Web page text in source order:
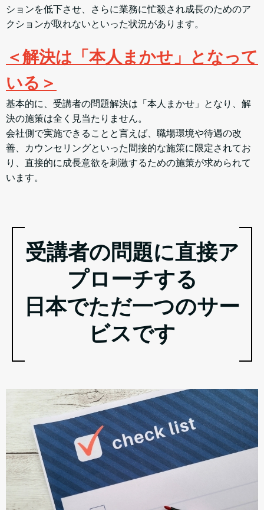
ションを低下させ、さらに業務に忙殺され成長のためのア
クションが取れないといった状況があります。
＜解決は「本人まかせ」となって
いる＞
基本的に、受講者の問題解決は「本人まかせ」となり、解
決の施策は全く見当たりません。
会社側で実施できることと言えば、職場環境や待遇の改
善、カウンセリングといった間接的な施策に限定されてお
り、直接的に成長意欲を刺激するための施策が求められて
います。
受講者の問題に直接ア
プローチする
日本でただ一つのサー
ビスです